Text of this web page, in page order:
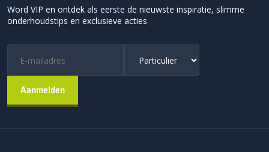
Word VIP en ontdek als eerste de nieuwste inspiratie, slimme
onderhoudstips en exclusieve acties